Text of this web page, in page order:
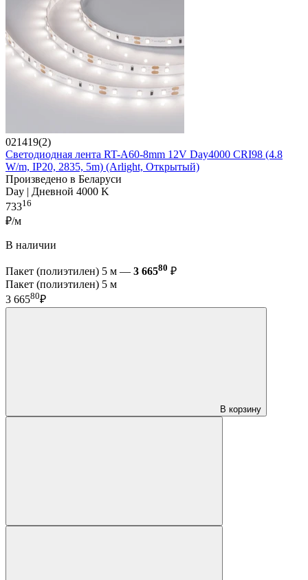
021419(2)
Светодиодная лента RT-A60-8mm 12V Day4000 CRI98 (4.8
W/m, IP20, 2835, 5m) (Arlight, Открытый)
Произведено в Беларуси
Day | Дневной 4000 K
73316
₽/м
В наличии
Пакет (полиэтилен) 5 м — 3 66580 ₽
Пакет (полиэтилен) 5 м
3 66580₽
В корзину